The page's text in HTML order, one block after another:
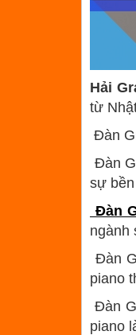
Hải
từ
Đàn
Đàn
sự
Đàn
ngành
Đàn
piano
Đàn
piano